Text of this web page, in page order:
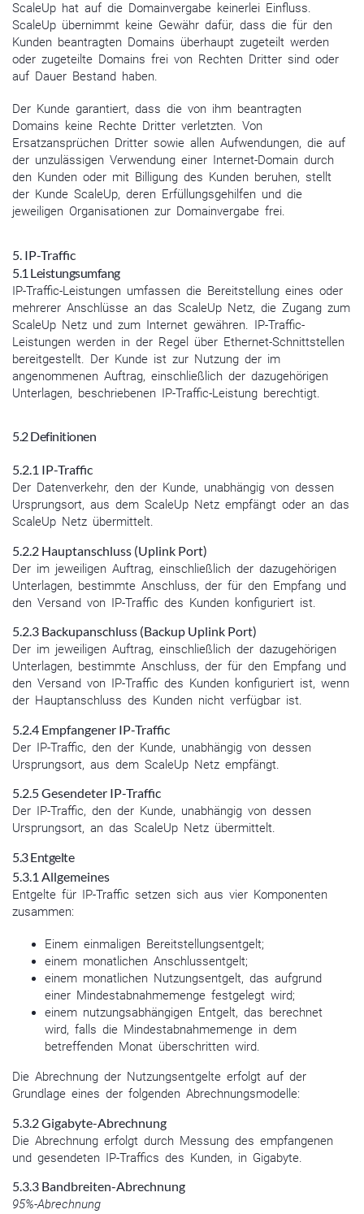
ScaleUp hat auf die Domainvergabe keinerlei Einfluss.
ScaleUp übernimmt keine Gewähr dafür, dass die für den
Kunden beantragten Domains überhaupt zugeteilt werden
oder zugeteilte Domains frei von Rechten Dritter sind oder
auf Dauer Bestand haben.
Der Kunde garantiert, dass die von ihm beantragten
Domains keine Rechte Dritter verletzten. Von
Ersatzansprüchen Dritter sowie allen Aufwendungen, die auf
der unzulässigen Verwendung einer Internet-Domain durch
den Kunden oder mit Billigung des Kunden beruhen, stellt
der Kunde ScaleUp, deren Erfüllungsgehilfen und die
jeweiligen Organisationen zur Domainvergabe frei.
5. IP-Traffic
5.1 Leistungsumfang
IP-Traffic-Leistungen umfassen die Bereitstellung eines oder
mehrerer Anschlüsse an das ScaleUp Netz, die Zugang zum
ScaleUp Netz und zum Internet gewähren. IP-Traffic-
Leistungen werden in der Regel über Ethernet-Schnittstellen
bereitgestellt. Der Kunde ist zur Nutzung der im
angenommenen Auftrag, einschließlich der dazugehörigen
Unterlagen, beschriebenen IP-Traffic-Leistung berechtigt.
5.2 Definitionen
5.2.1 IP-Traffic
Der Datenverkehr, den der Kunde, unabhängig von dessen
Ursprungsort, aus dem ScaleUp Netz empfängt oder an das
ScaleUp Netz übermittelt.
5.2.2 Hauptanschluss (Uplink Port)
Der im jeweiligen Auftrag, einschließlich der dazugehörigen
Unterlagen, bestimmte Anschluss, der für den Empfang und
den Versand von IP-Traffic des Kunden konfiguriert ist.
5.2.3 Backupanschluss (Backup Uplink Port)
Der im jeweiligen Auftrag, einschließlich der dazugehörigen
Unterlagen, bestimmte Anschluss, der für den Empfang und
den Versand von IP-Traffic des Kunden konfiguriert ist, wenn
der Hauptanschluss des Kunden nicht verfügbar ist.
5.2.4 Empfangener IP-Traffic
Der IP-Traffic, den der Kunde, unabhängig von dessen
Ursprungsort, aus dem ScaleUp Netz empfängt.
5.2.5 Gesendeter IP-Traffic
Der IP-Traffic, den der Kunde, unabhängig von dessen
Ursprungsort, an das ScaleUp Netz übermittelt.
5.3 Entgelte
5.3.1 Allgemeines
Entgelte für IP-Traffic setzen sich aus vier Komponenten
zusammen:
Einem einmaligen Bereitstellungsentgelt;
einem monatlichen Anschlussentgelt;
einem monatlichen Nutzungsentgelt, das aufgrund
einer Mindestabnahmemenge festgelegt wird;
einem nutzungsabhängigen Entgelt, das berechnet
wird, falls die Mindestabnahmemenge in dem
betreffenden Monat überschritten wird.
Die Abrechnung der Nutzungsentgelte erfolgt auf der
Grundlage eines der folgenden Abrechnungsmodelle:
5.3.2 Gigabyte-Abrechnung
Die Abrechnung erfolgt durch Messung des empfangenen
und gesendeten IP-Traffics des Kunden, in Gigabyte.
5.3.3 Bandbreiten-Abrechnung
95%-Abrechnung